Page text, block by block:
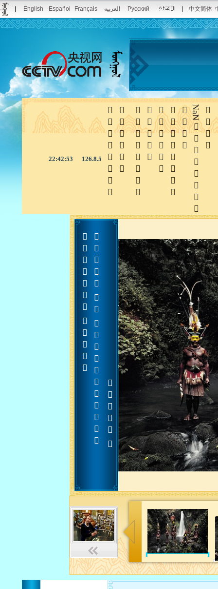
English Español Français العربية Русский 中文简体
22:42:53 126.8.5 
 
NaN

































































